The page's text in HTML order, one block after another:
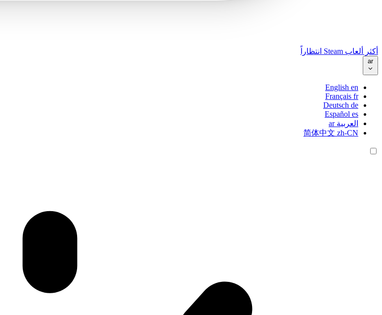
أكثر ألعاب Steam انتظاراً
ar
English en
Français fr
Deutsch de
Español es
العربية ar
简体中文 zh-CN